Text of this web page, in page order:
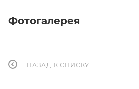
Фотогалерея
НАЗАД К СПИСКУ